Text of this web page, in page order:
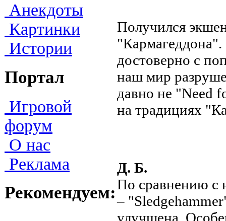
Анекдоты
Картинки
Истории
Портал
Игровой
форум
О нас
Реклама
Рекомендуем:
Получился
"Кармагеддона".
достоверно с
наш мир
давно не "Need
на традициях
Д. Б.
По сравнению с
–
улучшена.